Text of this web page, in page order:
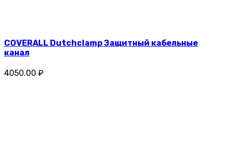
COVERALL Dutchclamp Защитный кабельные
канал
4050.00 ₽